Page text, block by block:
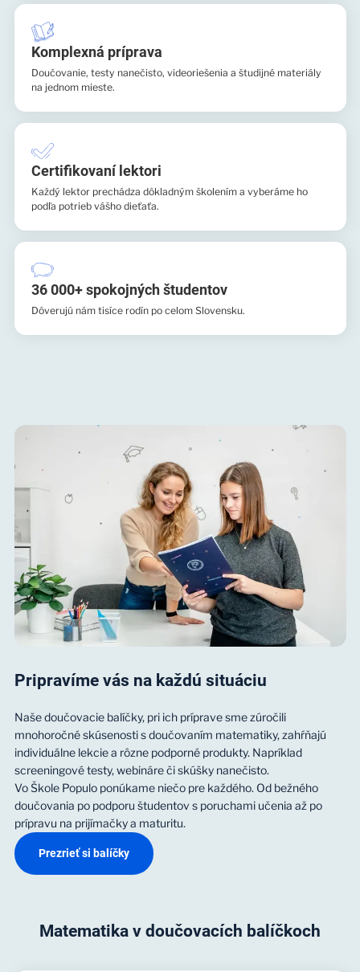
Komplexná príprava
Doučovanie, testy nanečisto, videoriešenia a študijné materiály
na jednom mieste.
Certifikovaní lektori
Každý lektor prechádza dôkladným školením a vyberáme ho
podľa potrieb vášho dieťaťa.
36 000+ spokojných študentov
Dôverujú nám tisíce rodín po celom Slovensku.
Pripravíme vás na každú situáciu
Naše doučovacie balíčky, pri ich príprave sme zúročili
mnohoročné skúsenosti s doučovaním matematiky, zahŕňajú
individuálne lekcie a rôzne podporné produkty. Napríklad
screeningové testy, webináre či skúšky nanečisto.
Vo Škole Populo ponúkame niečo pre každého. Od bežného
doučovania po podporu študentov s poruchami učenia až po
prípravu na prijímačky a maturitu.
Prezrieť si balíčky
Matematika v doučovacích balíčkoch